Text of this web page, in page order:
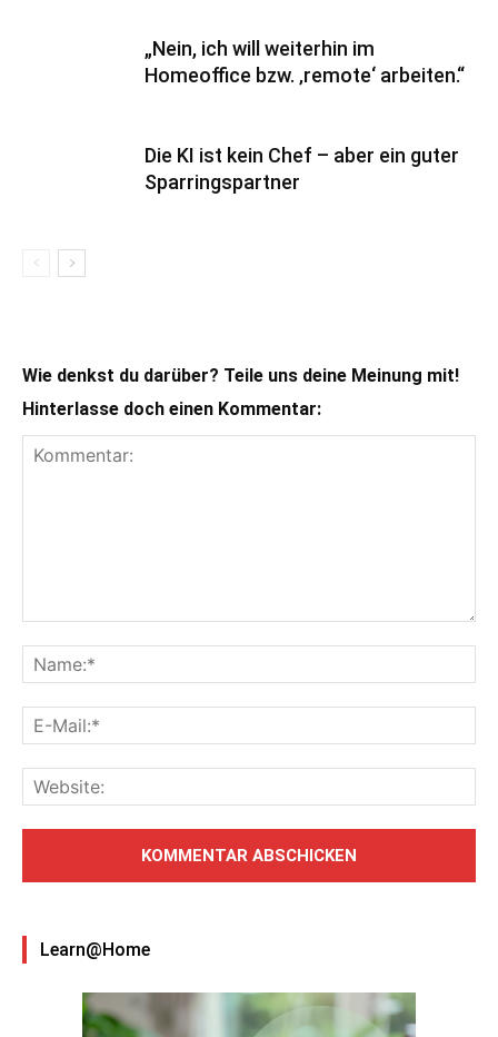
„Nein, ich will weiterhin im
Homeoffice bzw. ‚remote‘ arbeiten.“
Die KI ist kein Chef – aber ein guter
Sparringspartner
Wie denkst du darüber? Teile uns deine Meinung mit!
Hinterlasse doch einen Kommentar:
Learn@Home